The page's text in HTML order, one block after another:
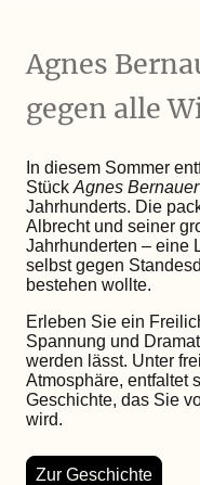
Agnes
gegen alle
In diesem Sommer
Stück Agnes Bernauer
Jahrhunderts. Die
Albrecht und seiner
Jahrhunderten – eine
selbst gegen
bestehen wollte.
Erleben Sie ein
Spannung und
werden lässt. Unter
Atmosphäre, entfaltet
Geschichte, das Sie
wird.
Zur Geschichte